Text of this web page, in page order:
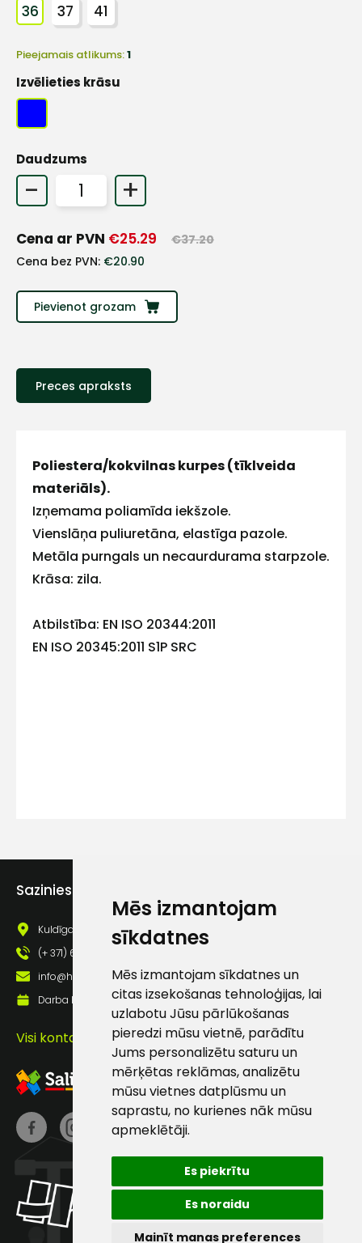
Mēs izmantojam
sīkdatnes
Mēs izmantojam sīkdatnes un
citas izsekošanas tehnoloģijas, lai
uzlabotu Jūsu pārlūkošanas
pieredzi mūsu vietnē, parādītu
Jums personalizētu saturu un
mērķētas reklāmas, analizētu
mūsu vietnes datplūsmu un
saprastu, no kurienes nāk mūsu
apmeklētāji.
Es piekrītu
Es noraidu
Mainīt manas preferences
36 37 41
Pieejamais atlikums:1
Izvēlieties krāsu
Daudzums
- +
Cena ar PVN €25.29 €37.20
Cena bez PVN: €20.90
Pievienot grozam
Preces apraksts
Poliestera/kokvilnas kurpes (tīklveida
materiāls).
Izņemama poliamīda iekšzole.
Vienslāņa puliuretāna, elastīga pazole.
Metāla purngals un necaurdurama starpzole.
Krāsa: zila.
Atbilstība: EN ISO 20344:2011
EN ISO 20345:2011 S1P SRC
Sazinies ar mums
Kuldīgas iela 69a, Saldus, Saldus nov., LV - 3801
(+ 371) 63 881 186
info@hards.lv
Darba laiks: Darbadienās: 8:00 - 17:00
Visi kontakti
Sazinies
E-pasts
pastā
Klientu
atbalsts
Darbdienās:
8:00 – 17:00
186
info@hards.lv
+